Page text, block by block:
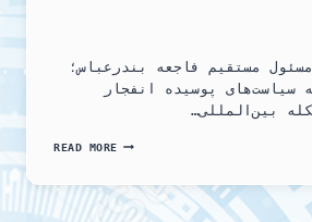
مستقیم فاجعه بندرعباس؛
سیاست‌های پوسیده انفجار
بین‌المللی…
READ MOREجمهوری
مستقیم
فاجعه